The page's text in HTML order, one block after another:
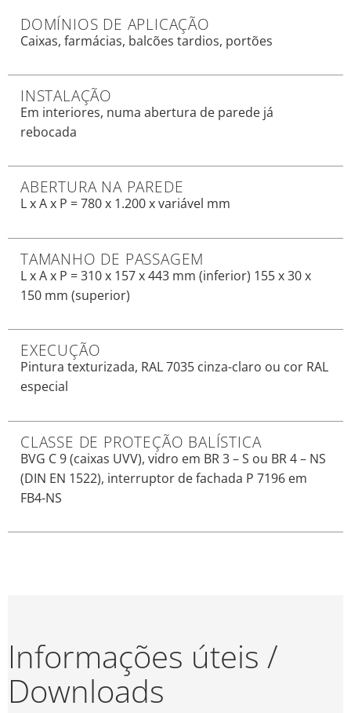
DOMÍNIOS DE APLICAÇÃO
Caixas, farmácias, balcões tardios, portões
INSTALAÇÃO
Em interiores, numa abertura de parede já
rebocada
ABERTURA NA PAREDE
L x A x P = 780 x 1.200 x variável mm
TAMANHO DE PASSAGEM
L x A x P = 310 x 157 x 443 mm (inferior) 155 x 30 x
150 mm (superior)
EXECUÇÃO
Pintura texturizada, RAL 7035 cinza-claro ou cor RAL
especial
CLASSE DE PROTEÇÃO BALÍSTICA
BVG C 9 (caixas UVV), vidro em BR 3 – S ou BR 4 – NS
(DIN EN 1522), interruptor de fachada P 7196 em
FB4-NS
Informações úteis /
Downloads